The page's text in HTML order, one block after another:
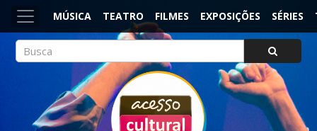
MÚSICA TEATRO FILMES EXPOSIÇÕES SÉRIES